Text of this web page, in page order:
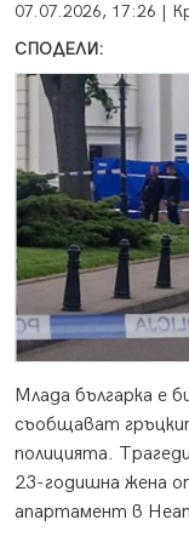
07.07.2026, 17:26 |
СПОДЕЛИ:
Млада българка е
съобщават
полицията.
23-годишна жена
апартамент в